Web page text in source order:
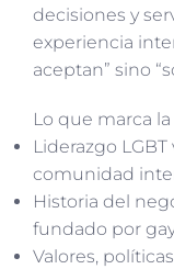
decisiones y
experiencia
aceptan” sino
Lo que marca
Liderazgo
comunidad
Historia del
fundado por
Valores,